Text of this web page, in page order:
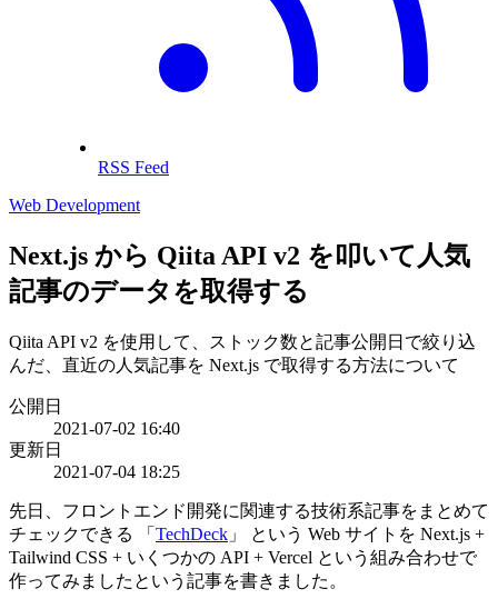
RSS Feed
Web Development
Next.js から Qiita API v2 を叩いて人気
記事のデータを取得する
Qiita API v2 を使用して、ストック数と記事公開日で絞り込
んだ、直近の人気記事を Next.js で取得する方法について
公開日
2021-07-02 16:40
更新日
2021-07-04 18:25
先日、フロントエンド開発に関連する技術系記事をまとめて
チェックできる 「 TechDeck 」 という Web サイトを Next.js +
Tailwind CSS + いくつかの API + Vercel という組み合わせで
作ってみましたという記事を書きました。